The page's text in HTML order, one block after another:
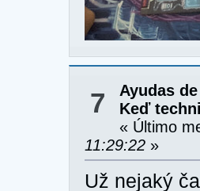
7
Ayudas
Keď
« Último
11:29:22 »
Už nejaký